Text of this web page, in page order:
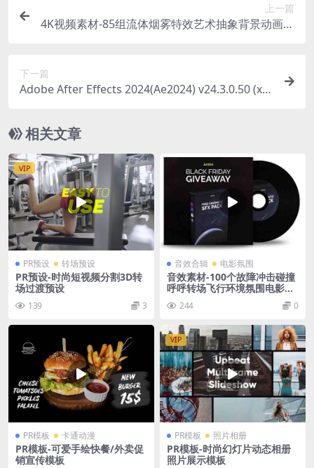
上一篇
4K视频素材-85组流体烟雾特效艺术抽象背景动画视
下一篇
Adobe After Effects 2024(Ae2024) v24.3.0.50 (x6
相关文章
VIP
PR预设 转场预设
PR预设-时尚短视频分割3D转
场过渡预设
139 3
音效合辑 电影氛围
音效素材-100个故障冲击碰撞
呼呼转场飞行环境氛围电影音
效 Artlist – Cinematic SFX P
ack244 0
PR模板 卡通动漫
PR模板-可爱手绘快餐/外卖促
销宣传模板
VIP
PR模板 照片相册
PR模板-时尚幻灯片动态相册
照片展示模板